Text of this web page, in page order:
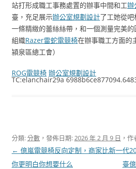
站打形成職工事務處置的辦事中間和工辦
臺，充足展示辦公室規劃設計了工她從吧
一條精緻的蕾絲絲帶，和一個測量完美的
組織Razer雷蛇電競椅在辦事職工方面的
潁泉區總工會）
ROG電競椅 辦公室規劃設計
TC:elanchair29a
分類:分數 ，發佈日期:2026 年 2 月 9 日 ，作
文
章
← 億嵐電競椅反向定制，商家比
你更明白你想要什么
新一代
臺